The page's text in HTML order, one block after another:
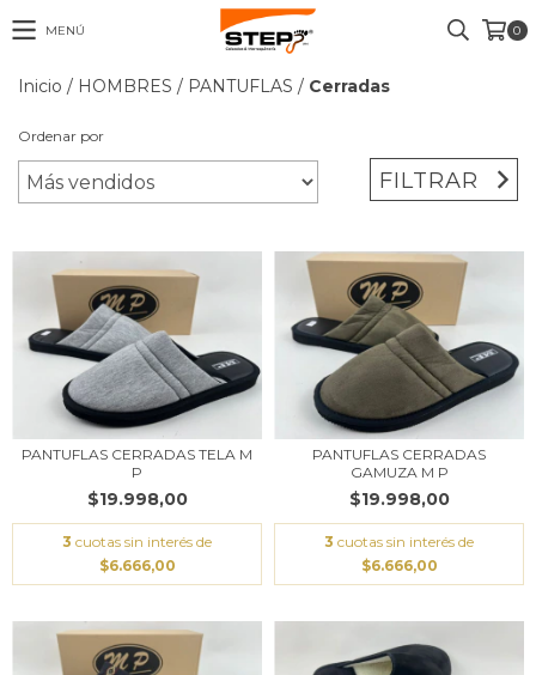
MENÚ 0
Inicio / HOMBRES / PANTUFLAS / Cerradas
Ordenar por
FILTRAR
PANTUFLAS CERRADAS TELA M
P
$19.998,00
3 cuotas sin interés de
$6.666,00
PANTUFLAS CERRADAS
GAMUZA M P
$19.998,00
3 cuotas sin interés de
$6.666,00